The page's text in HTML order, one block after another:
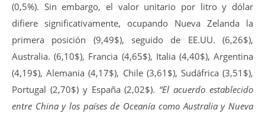
(0,5%). Sin embargo, el valor unitario por litro y dólar
difiere significativamente, ocupando Nueva Zelanda la
primera posición (9,49$), seguido de EE.UU. (6,26$),
Australia. (6,10$), Francia (4,65$), Italia (4,40$), Argentina
(4,19$), Alemania (4,17$), Chile (3,61$), Sudáfrica (3,51$),
Portugal (2,70$) y España (2,02$). “El acuerdo establecido
entre China y los países de Oceanía como Australia y Nueva